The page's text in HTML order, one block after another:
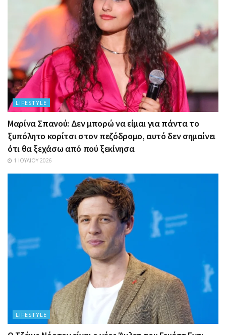
LIFESTYLE
Μαρίνα Σπανού: Δεν μπορώ να είμαι για πάντα το
ξυπόλητο κορίτσι στον πεζόδρομο, αυτό δεν σημαίνει
ότι θα ξεχάσω από πού ξεκίνησα
1 ΙΟΥΛΊΟΥ 2026
LIFESTYLE